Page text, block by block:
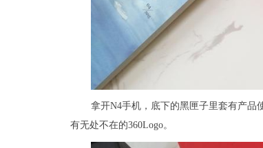
拿开N4手机，底下的黑匣子里套有产品
有无处不在的360Logo。